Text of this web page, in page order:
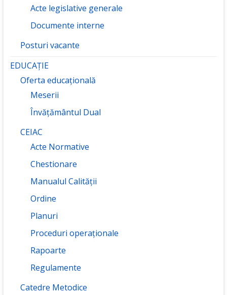
Acte legislative generale
Documente interne
Posturi vacante
EDUCAȚIE
Oferta educațională
Meserii
Învățământul Dual
CEIAC
Acte Normative
Chestionare
Manualul Calității
Ordine
Planuri
Proceduri operaționale
Rapoarte
Regulamente
Catedre Metodice